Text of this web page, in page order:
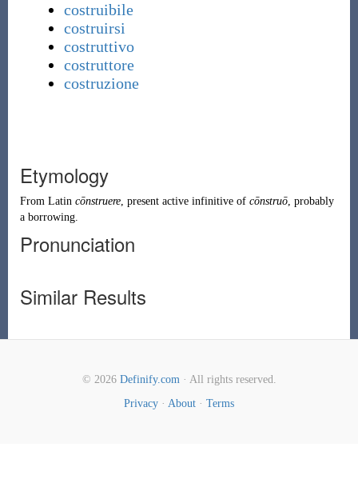
costruibile
costruirsi
costruttivo
costruttore
costruzione
Etymology
From Latin cōnstruere, present active infinitive of cōnstruō, probably
a borrowing.
Pronunciation
Similar Results
© 2026 Definify.com· All rights reserved.
Privacy · About · Terms